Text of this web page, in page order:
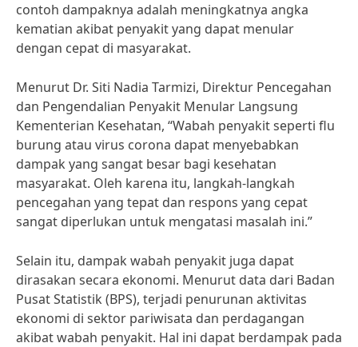
contoh dampaknya adalah meningkatnya angka
kematian akibat penyakit yang dapat menular
dengan cepat di masyarakat.
Menurut Dr. Siti Nadia Tarmizi, Direktur Pencegahan
dan Pengendalian Penyakit Menular Langsung
Kementerian Kesehatan, “Wabah penyakit seperti flu
burung atau virus corona dapat menyebabkan
dampak yang sangat besar bagi kesehatan
masyarakat. Oleh karena itu, langkah-langkah
pencegahan yang tepat dan respons yang cepat
sangat diperlukan untuk mengatasi masalah ini.”
Selain itu, dampak wabah penyakit juga dapat
dirasakan secara ekonomi. Menurut data dari Badan
Pusat Statistik (BPS), terjadi penurunan aktivitas
ekonomi di sektor pariwisata dan perdagangan
akibat wabah penyakit. Hal ini dapat berdampak pada